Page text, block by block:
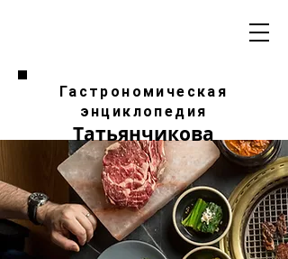
Гастрономическая
энциклопедия
Татьянчикова